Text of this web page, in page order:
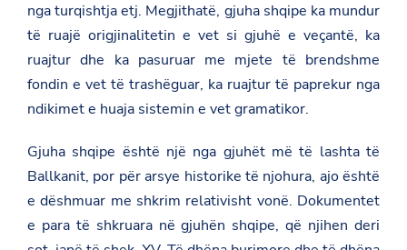
nga turqishtja etj. Megjithatë, gjuha shqipe ka mundur
të ruajë origjinalitetin e vet si gjuhë e veçantë, ka
ruajtur dhe ka pasuruar me mjete të brendshme
fondin e vet të trashëguar, ka ruajtur të paprekur nga
ndikimet e huaja sistemin e vet gramatikor.
Gjuha shqipe është një nga gjuhët më të lashta të
Ballkanit, por për arsye historike të njohura, ajo është
e dëshmuar me shkrim relativisht vonë. Dokumentet
e para të shkruara në gjuhën shqipe, që njihen deri